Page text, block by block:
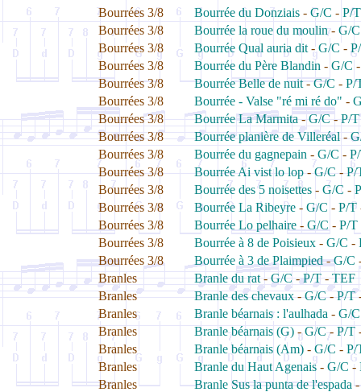
Bourrées 3/8
Bourrée du Donziais - G/C - P/T
Bourrées 3/8
Bourrée la roue du moulin- G/C
Bourrées 3/8
Bourrée Qual auria dit -G/C -
Bourrées 3/8
Bourrée du Père Blandin - G/C
Bourrées 3/8
Bourrée Belle de nuit-G/C - P/
Bourrées 3/8
Bourrée - Valse "ré mi ré do" -
Bourrées 3/8
Bourrée La Marmita-G/C-P/T
Bourrées 3/8
Bourrée planière de Villeréal-
Bourrées 3/8
Bourrée du gagnepain - G/C -
Bourrées 3/8
Bourrée Ai vist lo lop-G/C-P/
Bourrées 3/8
Bourrée des 5 noisettes - G/C -
Bourrées 3/8
Bourrée La Ribeyre - G/C - P/T
Bourrées 3/8
Bourrée Lo pelhaire - G/C - P/T
Bourrées 3/8
Bourrée à 8 de Poisieux - G/C -
Bourrées 3/8
Bourrée à 3 de Plaimpied-G/C
Branles
Branle du rat-G/C-P/T-TEF
Branles
Branle des chevaux-G/C-P/T
Branles
Branle béarnais : l'aulhada - G/C
Branles
Branle béarnais (G) -G/C- P/T
Branles
Branle béarnais (Am) - G/C - P/
Branles
Branle du Haut Agenais- G/C -
Branles
Branle Sus la punta de l'espada